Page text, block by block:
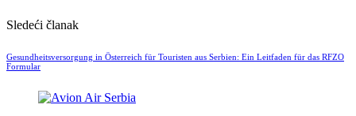
Sledeći članak
Gesundheitsversorgung in Österreich für Touristen aus Serbien: Ein Leitfaden für das RFZO
Formular